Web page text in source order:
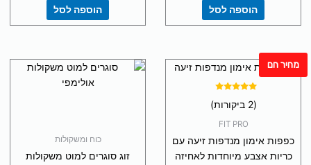
הוספה לסל הוספה לסל
מחיר חם
5.00
(2 ביקורות)
FIT PRO
כפפות אימון מנדפות זיעה עם
כריות אצבע מיוחדות לאחיזה
למוצר
זה
מספר
סוגים.
ניתן
לבחור
כוח ומשקולות
זוג סוגרים למוט משקולות